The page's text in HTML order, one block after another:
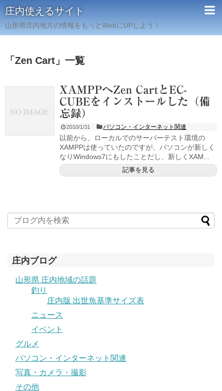
庄内使えるサイト
山形県庄内地方の情報をもっとWebにUPしよう！
「 Zen Cart 」 一覧
XAMPPへZen CartとEC-
CUBEをインストールした（備
忘録）
2010/1/31 パソコン・インターネット関連
以前から、ローカルでのサーバーテスト環境の
XAMPPは使っていたのですが、パソコンが新しく
なりWindows7にもしたことだし、新しくXAM...
記事を見る
庄内ブログ
山形県 庄内地域の話題
釣り
庄内版 出世魚基準サイズ表
ニュース
イベント
グルメ
パソコン・インターネット関連
写真・カメラ・撮影
その他